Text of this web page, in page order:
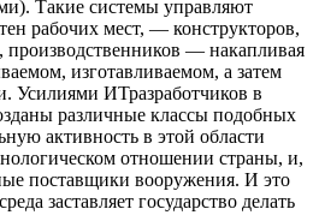
Такие системы управляют
рабочих мест, — конструкторов,
производственников — накапливая
изготавливаемом, а затем
Усилиями ИТразработчиков в
различные классы подобных
активность в этой области
отношении страны, и,
поставщики вооружения. И это
заставляет государство делать